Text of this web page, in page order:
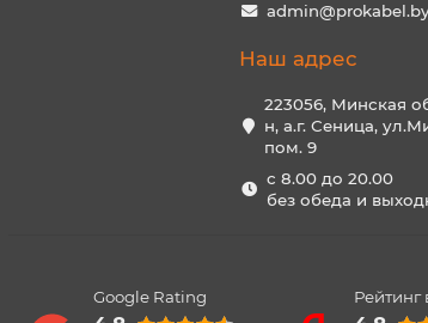
admin@prokabel.by
Наш адрес
223056, Минская
н, а.г. Сеница,
пом. 9
с 8.00 до 20.00
без обеда и
Google Rating Рейтинг